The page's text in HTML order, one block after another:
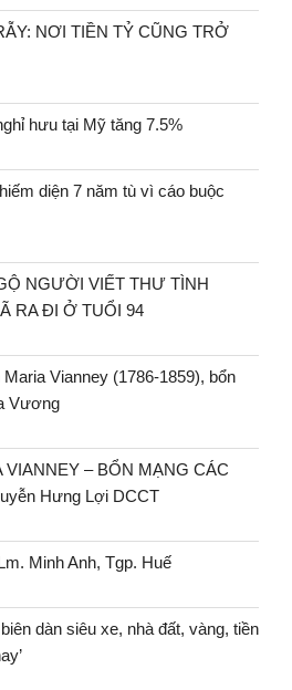
NƠI TIỀN TỶ CŨNG TRỞ
hưu tại Mỹ tăng 7.5%
diện 7 năm tù vì cáo buộc
NGƯỜI VIẾT THƯ TÌNH
RA ĐI Ở TUỔI 94
Vianney (1786-1859), bổn
Vương
– BỔN MẠNG CÁC
Hưng Lợi DCCT
Minh Anh, Tgp. Huế
dàn siêu xe, nhà đất, vàng, tiền